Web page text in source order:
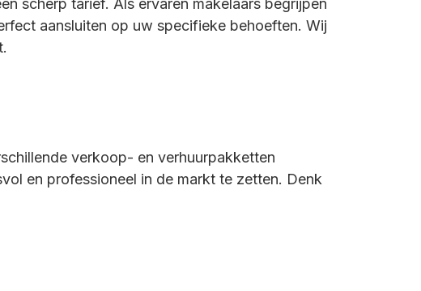
scherp tarief. Als ervaren makelaars begrijpen
aansluiten op uw specifieke behoeften. Wij
verkoop- en verhuurpakketten
en professioneel in de markt te zetten. Denk